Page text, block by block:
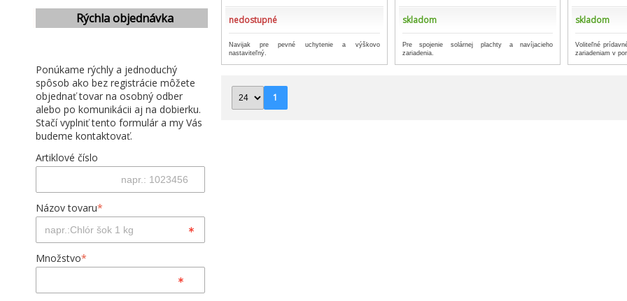
Rýchla objednávka
Ponúkame rýchly a jednoduchý
spôsob ako bez registrácie môžete
objednať tovar na osobný odber
alebo po komunikácii aj na dobierku.
Stačí vyplniť tento formulár a my Vás
budeme kontaktovať.
Artiklové číslo
Názov tovaru*
Množstvo*
nedostupné
Navijak pre pevné uchytenie a výškovo
nastaviteľný.
skladom
Pre spojenie solárnej plachty a navíjacieho
zariadenia.
skladom
Voliteľné
zariadeniam v
1